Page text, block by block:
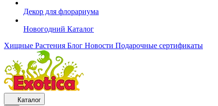
Декор для флорариума
Новогодний Каталог
Хищные Растения Блог Новости Подарочные сертификаты
Каталог